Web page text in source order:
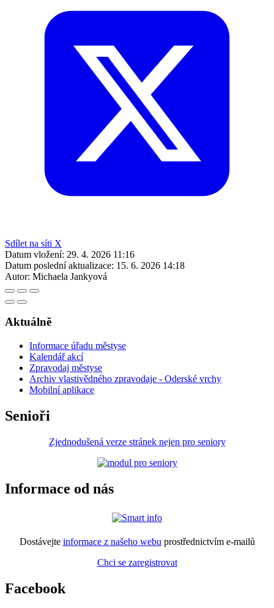
Sdílet na síti X
Datum vložení: 29. 4. 2026 11:16
Datum poslední aktualizace: 15. 6. 2026 14:18
Autor: Michaela Jankyová
Aktuálně
Informace úřadu městyse
Kalendář akcí
Zpravodaj městyse
Archiv vlastivědného zpravodaje - Oderské vrchy
Mobilní aplikace
Senioři
Zjednodušená verze stránek nejen pro seniory
Informace od nás
Dostávejte informace z našeho webu prostřednictvím e-mailů
Chci se zaregistrovat
Facebook